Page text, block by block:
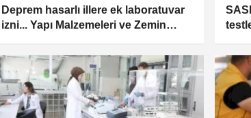
Deprem hasarlı illere ek laboratuvar
izni... Yapı Malzemeleri ve Zemin
kapsamlı değişiklik